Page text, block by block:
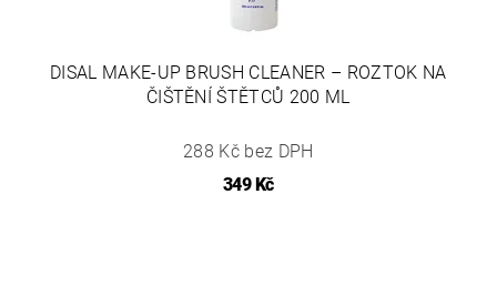
DISAL MAKE-UP BRUSH CLEANER – ROZTOK NA
ČIŠTĚNÍ ŠTĚTCŮ 200 ML
288 Kč bez DPH
349 Kč